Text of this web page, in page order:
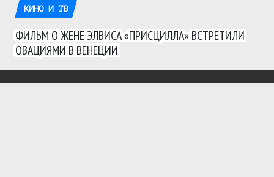
КИНО И ТВ
ФИЛЬМ О ЖЕНЕ ЭЛВИСА «ПРИСЦИЛЛА» ВСТРЕТИЛИ
ОВАЦИЯМИ В ВЕНЕЦИИ